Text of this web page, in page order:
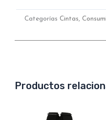
Categorías Cintas,
Productos